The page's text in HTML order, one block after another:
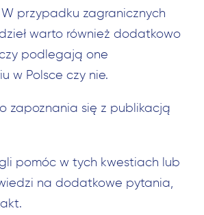
przypadku zagranicznych
warto również dodatkowo
podlegają one
w Polsce czy nie.
zapoznania się z publikacją
pomóc w tych kwestiach lub
na dodatkowe pytania,